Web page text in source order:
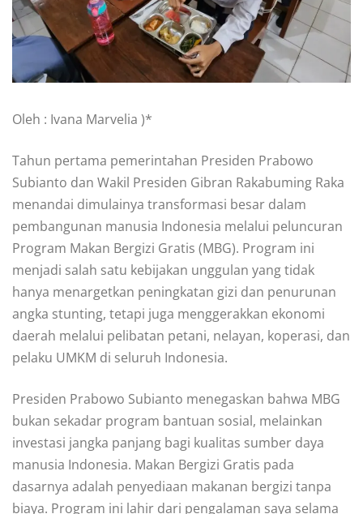
Oleh : Ivana Marvelia )*
Tahun pertama pemerintahan Presiden Prabowo
Subianto dan Wakil Presiden Gibran Rakabuming Raka
menandai dimulainya transformasi besar dalam
pembangunan manusia Indonesia melalui peluncuran
Program Makan Bergizi Gratis (MBG). Program ini
menjadi salah satu kebijakan unggulan yang tidak
hanya menargetkan peningkatan gizi dan penurunan
angka stunting, tetapi juga menggerakkan ekonomi
daerah melalui pelibatan petani, nelayan, koperasi, dan
pelaku UMKM di seluruh Indonesia.
Presiden Prabowo Subianto menegaskan bahwa MBG
bukan sekadar program bantuan sosial, melainkan
investasi jangka panjang bagi kualitas sumber daya
manusia Indonesia. Makan Bergizi Gratis pada
dasarnya adalah penyediaan makanan bergizi tanpa
biaya. Program ini lahir dari pengalaman saya selama